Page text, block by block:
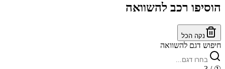
הוסיפו רכב להשוואה
נקה הכל
חיפוש דגם להשוואה